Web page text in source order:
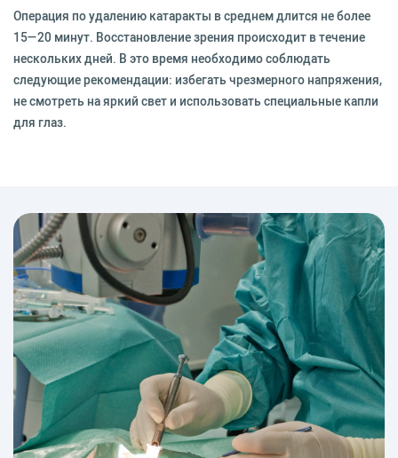
Операция по удалению катаракты в среднем длится не более
15—20 минут. Восстановление зрения происходит в течение
нескольких дней. В это время необходимо соблюдать
следующие рекомендации: избегать чрезмерного напряжения,
не смотреть на яркий свет и использовать специальные капли
для глаз.